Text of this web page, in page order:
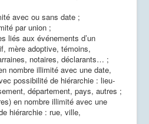
avec ou sans date ;
par union ;
liés aux événements d’un
mère adoptive, témoins,
notaires, déclarants… ;
nombre illimité avec une date,
possibilité de hiérarchie : lieu-
département, pays, autres ;
en nombre illimité avec une
hiérarchie : rue, ville,